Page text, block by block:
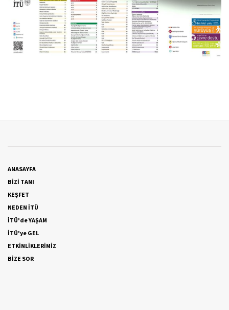
ANASAYFA
BİZİ TANI
KEŞFET
NEDEN İTÜ
İTÜ'de YAŞAM
İTÜ'ye GEL
ETKİNLİKLERİMİZ
BİZE SOR